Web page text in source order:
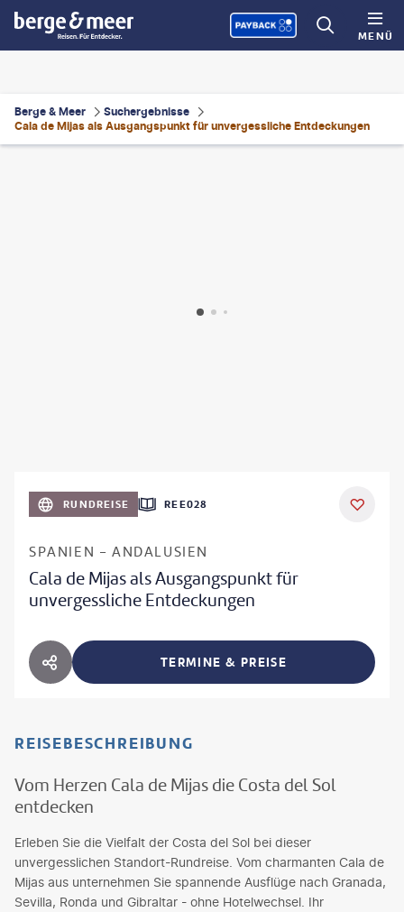
MENÜ
Berge & Meer
Suchergebnisse
Cala de Mijas als Ausgangspunkt für unvergessliche Entdeckungen
RUNDREISE REE028
SPANIEN - ANDALUSIEN
Cala de Mijas als Ausgangspunkt für
unvergessliche Entdeckungen
HOTEL TEILEN TERMINE & PREISE
REISEBESCHREIBUNG
Vom Herzen Cala de Mijas die Costa del Sol
entdecken
Erleben Sie die Vielfalt der Costa del Sol bei dieser
unvergesslichen Standort-Rundreise. Vom charmanten Cala de
Mijas aus unternehmen Sie spannende Ausflüge nach Granada,
Sevilla, Ronda und Gibraltar - ohne Hotelwechsel. Ihr